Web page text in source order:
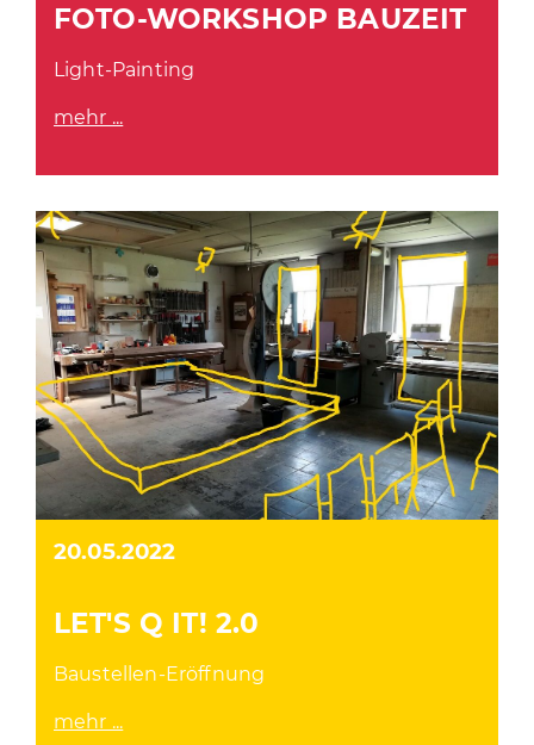
SUCHEN
INSTAGRAM
FACEBOOK
FOTO-WORKSHOP BAUZEIT
Light-Painting
mehr ...
20.05.2022
LET'S Q IT! 2.0
Baustellen-Eröffnung
mehr ...